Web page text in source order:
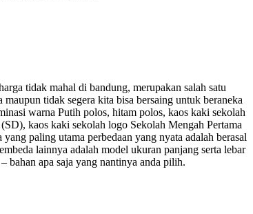
tidak mahal di bandung, merupakan salah satu
tidak segera kita bisa bersaing untuk beraneka
warna Putih polos, hitam polos, kaos kaki sekolah
kaos kaki sekolah logo Sekolah Mengah Pertama
paling utama perbedaan yang nyata adalah berasal
lainnya adalah model ukuran panjang serta lebar
bahan apa saja yang nantinya anda pilih.